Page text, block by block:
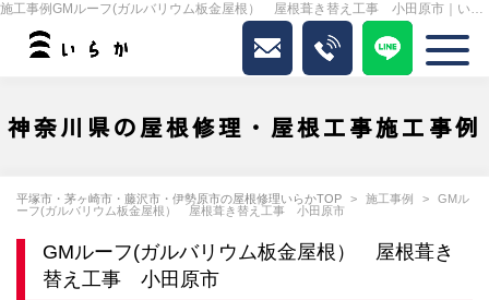
施工事例GMルーフ(ガルバリウム板金屋根） 屋根葺き替え工事 小田原市｜いらか
神奈川県の屋根修理・屋根工事施工事例
平塚市・茅ヶ崎市・藤沢市・伊勢原市の屋根修理いらかTOP 施工事例
GMル
ーフ(ガルバリウム板金屋根） 屋根葺き替え工事 小田原市
GMルーフ(ガルバリウム板金屋根） 屋根葺き
替え工事 小田原市